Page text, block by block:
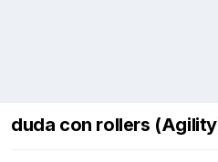
duda con rollers